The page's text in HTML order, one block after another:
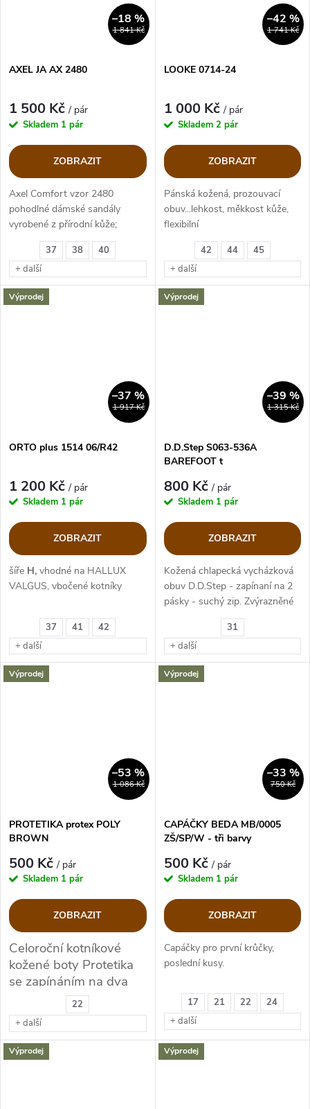
1 841 Kč
–18 %
37 38
40
+ další
AXEL JA AX 2480
1 500 Kč/ pár
Skladem 1 pár
ZOBRAZIT
Axel Comfort vzor 2480
pohodlné dámské sandály
vyrobené z přírodní kůže;
měkké kožené vložky.
1 741 Kč
–42 %
42 44
45
+ další
LOOKE 0714-24
1 000 Kč/ pár
Skladem 2 pár
ZOBRAZIT
Pánská kožená, prozouvací
obuv...lehkost, měkkost kůže,
flexibilní
Výprodej
1 917 Kč
–37 %
37 41
42
+ další
ORTO plus 1514 06/R42
1 200 Kč/ pár
Skladem 1 pár
ZOBRAZIT
šíře H, vhodné na HALLUX
VALGUS, vbočené kotníky
Výprodej
1 315 Kč
–39 %
31
+ další
D.D.Step S063-536A
BAREFOOT t
800 Kč/ pár
Skladem 1 pár
ZOBRAZIT
Kožená chlapecká vycházková
obuv D.D.Step - zapínaní na 2
pásky - suchý zip. Zvýrazněné
reflexní prvky. Barva modrá
Velikosti 26-31-36
Výprodej
1 086 Kč
–53 %
22
+ další
PROTETIKA protex POLY
BROWN
500 Kč/ pár
Skladem 1 pár
ZOBRAZIT
Celoroční kotníkové
kožené boty Protetika
se zapínáním na dva
suché zipy.
Výprodej
750 Kč
–33 %
17 21 22
24
+ další
CAPÁČKY BEDA MB/0005
ZŠ/SP/W - tři barvy
500 Kč/ pár
Skladem 1 pár
ZOBRAZIT
Capáčky pro první krůčky,
poslední kusy.
Výprodej Výprodej